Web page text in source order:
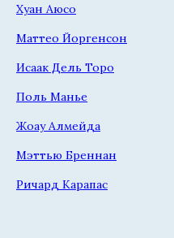
Хуан Аюсо
Маттео Йоргенсон
Исаак Дель Торо
Поль Манье
Жоау Алмейда
Мэттью Бреннан
Ричард Карапас